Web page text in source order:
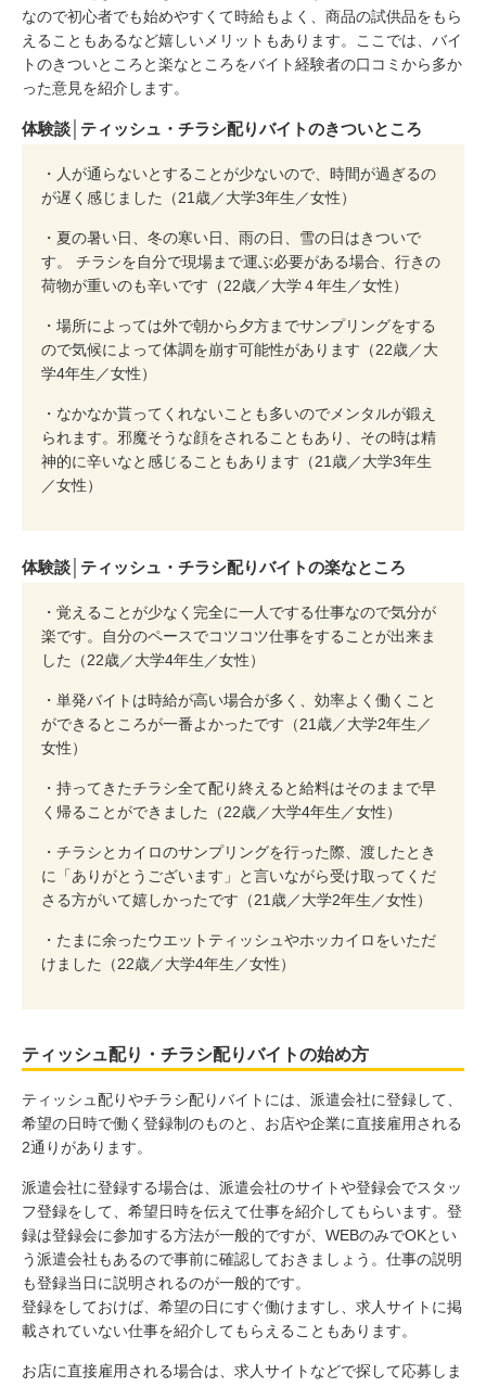
なので初心者でも始めやすくて時給もよく、商品の試供品をもら
えることもあるなど嬉しいメリットもあります。ここでは、バイ
トのきついところと楽なところをバイト経験者の口コミから多か
った意見を紹介します。
体験談│ティッシュ・チラシ配りバイトのきついところ
・人が通らないとすることが少ないので、時間が過ぎるの
が遅く感じました（21歳／大学3年生／女性）
・夏の暑い日、冬の寒い日、雨の日、雪の日はきついで
す。 チラシを自分で現場まで運ぶ必要がある場合、行きの
荷物が重いのも辛いです（22歳／大学４年生／女性）
・場所によっては外で朝から夕方までサンプリングをする
ので気候によって体調を崩す可能性があります（22歳／大
学4年生／女性）
・なかなか貰ってくれないことも多いのでメンタルが鍛え
られます。邪魔そうな顔をされることもあり、その時は精
神的に辛いなと感じることもあります（21歳／大学3年生
／女性）
体験談│ティッシュ・チラシ配りバイトの楽なところ
・覚えることが少なく完全に一人でする仕事なので気分が
楽です。自分のペースでコツコツ仕事をすることが出来ま
した（22歳／大学4年生／女性）
・単発バイトは時給が高い場合が多く、効率よく働くこと
ができるところが一番よかったです（21歳／大学2年生／
女性）
・持ってきたチラシ全て配り終えると給料はそのままで早
く帰ることができました（22歳／大学4年生／女性）
・チラシとカイロのサンプリングを行った際、渡したとき
に「ありがとうございます」と言いながら受け取ってくだ
さる方がいて嬉しかったです（21歳／大学2年生／女性）
・たまに余ったウエットティッシュやホッカイロをいただ
けました（22歳／大学4年生／女性）
ティッシュ配り・チラシ配りバイトの始め方
ティッシュ配りやチラシ配りバイトには、派遣会社に登録して、
希望の日時で働く登録制のものと、お店や企業に直接雇用される
2通りがあります。
派遣会社に登録する場合は、派遣会社のサイトや登録会でスタッ
フ登録をして、希望日時を伝えて仕事を紹介してもらいます。登
録は登録会に参加する方法が一般的ですが、WEBのみでOKとい
う派遣会社もあるので事前に確認しておきましょう。仕事の説明
も登録当日に説明されるのが一般的です。
登録をしておけば、希望の日にすぐ働けますし、求人サイトに掲
載されていない仕事を紹介してもらえることもあります。
お店に直接雇用される場合は、求人サイトなどで探して応募しま